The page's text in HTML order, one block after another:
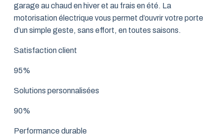
garage au chaud en hiver et au frais en été. La
motorisation électrique vous permet d’ouvrir votre porte
d’un simple geste, sans effort, en toutes saisons.
Satisfaction client
95%
Solutions personnalisées
90%
Performance durable